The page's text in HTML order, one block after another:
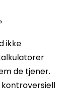
ikke
de tjener.